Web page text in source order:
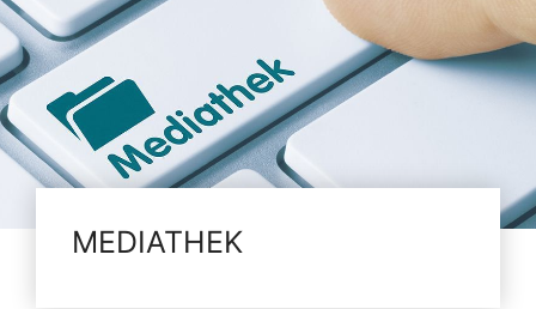
MEDIATHEK